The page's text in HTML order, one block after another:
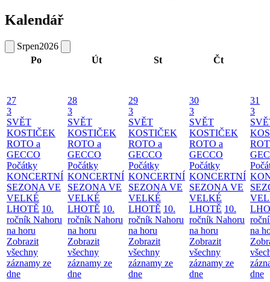
Kalendář
Srpen2026
Po
Út St Čt
27
3
SVĚT
KOSTIČEK
ROTO a
GECCO
Počátky
KONCERTNÍ
SEZONA VE
VELKÉ
LHOTĚ 10.
ročník Nahoru
na horu
Zobrazit
všechny
záznamy ze
dne
28
3
SVĚT
KOSTIČEK
ROTO a
GECCO
Počátky
KONCERTNÍ
SEZONA VE
VELKÉ
LHOTĚ 10.
ročník Nahoru
na horu
Zobrazit
všechny
záznamy ze
dne
29
3
SVĚT
KOSTIČEK
ROTO a
GECCO
Počátky
KONCERTNÍ
SEZONA VE
VELKÉ
LHOTĚ 10.
ročník Nahoru
na horu
Zobrazit
všechny
záznamy ze
dne
30
3
SVĚT
KOSTIČEK
ROTO a
GECCO
Počátky
KONCERTNÍ
SEZONA VE
VELKÉ
LHOTĚ 10.
ročník Nahoru
na horu
Zobrazit
všechny
záznamy ze
dne
31
3
na
dne